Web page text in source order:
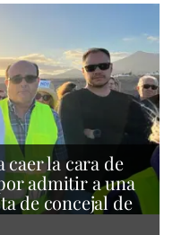
caer la cara de
admitir a una
de concejal de